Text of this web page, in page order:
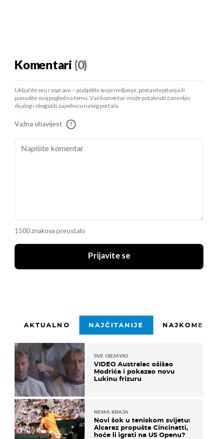
Komentari (0)
Uključite se u raspravu – podijelite svoje mišljenje, postavite pitanja ili
ponudite svoj pogled na temu. Vaš komentar može potaknuti zanimljiv
dijalog i obogatiti zajednicu našeg portala.
Važna obavijest !
1500 znakova preostalo
Prijavite se
AKTUALNO NAJČITANIJE
SVE OBJAVIO
VIDEO Australac ošišao
Modrića i pokazao novu
Lukinu frizuru
NEMA KRAJA
Novi šok u teniskom svijetu:
Alcaraz propušta Cincinatti,
hoće li igrati na US Openu?